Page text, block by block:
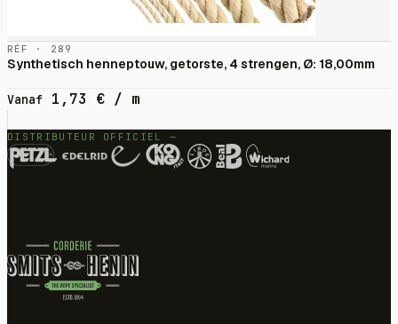
RÉF · 289
Synthetisch henneptouw, getorste, 4 strengen, Ø: 18,00mm
Vanaf 1,73 € / m
DISTRIBUTEUR OFFICIEL —